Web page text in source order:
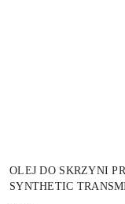
OLEJ DO SKRZYNI
SYNTHETIC